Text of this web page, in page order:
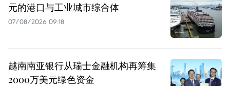
元的港口与工业城市综合体
07/08/2026 09:18
越南南亚银行从瑞士金融机构再筹集
2000万美元绿色资金